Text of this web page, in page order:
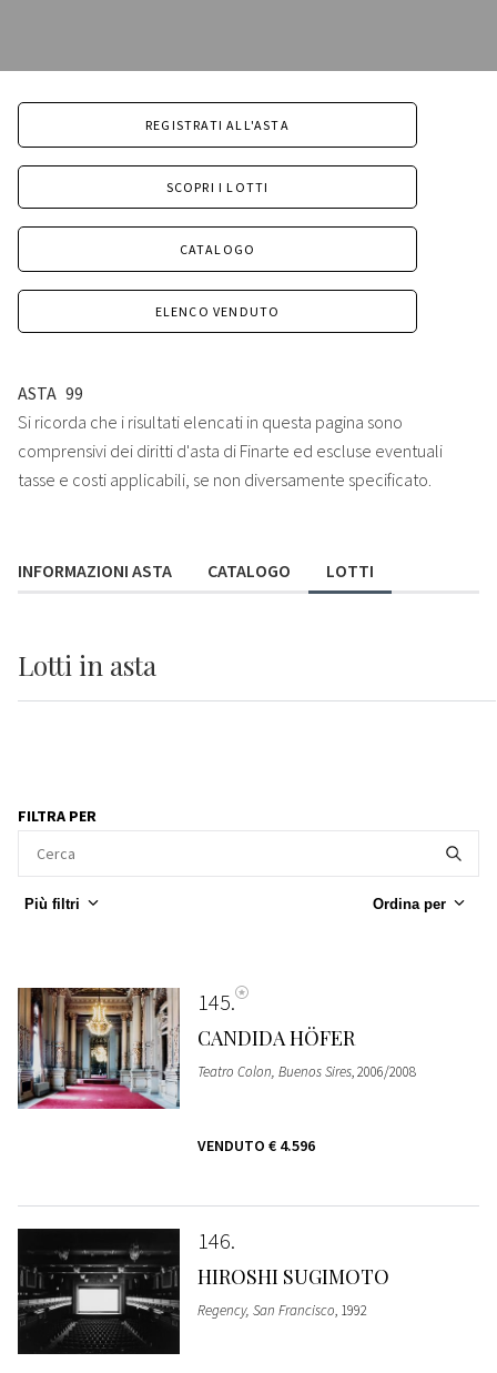
REGISTRATI ALL'ASTA
SCOPRI I LOTTI
CATALOGO
ELENCO VENDUTO
ASTA 99
Si ricorda che i risultati elencati in questa pagina sono
comprensivi dei diritti d'asta di Finarte ed escluse eventuali
tasse e costi applicabili, se non diversamente specificato.
INFORMAZIONI ASTA CATALOGO LOTTI
Lotti in asta
FILTRA PER
Più filtri Ordina per
145
CANDIDA HÖFER
Teatro Colon, Buenos Sires, 2006/2008
VENDUTO € 4.596
146
HIROSHI SUGIMOTO
Regency, San Francisco, 1992